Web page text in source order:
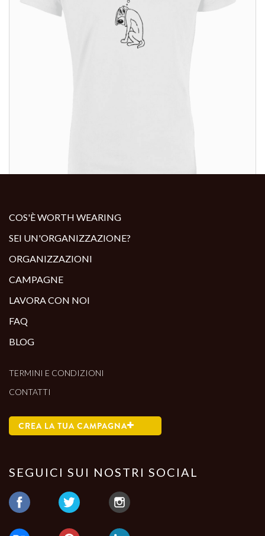
COS'È WORTH WEARING
SEI UN'ORGANIZZAZIONE?
ORGANIZZAZIONI
CAMPAGNE
LAVORA CON NOI
FAQ
BLOG
TERMINI E CONDIZIONI
CONTATTI
CREA LA TUA CAMPAGNA
SEGUICI SUI NOSTRI SOCIAL